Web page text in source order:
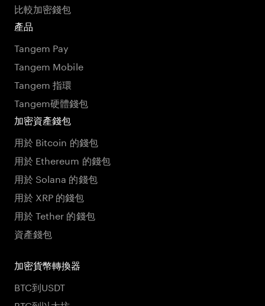
比較加密錢包
產品
Tangem Pay
Tangem Mobile
Tangem 指環
Tangem硬體錢包
加密資產錢包
用於 Bitcoin 的錢包
用於 Ethereum 的錢包
用於 Solana 的錢包
用於 XRP 的錢包
用於 Tether 的錢包
資產錢包
加密貨幣轉換器
BTC到USDT